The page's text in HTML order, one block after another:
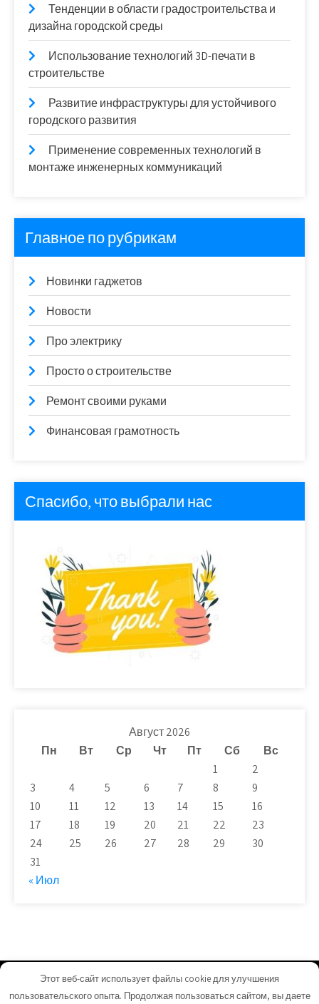
Тенденции в области градостроительства и
дизайна городской среды
Использование технологий 3D-печати в
строительстве
Развитие инфраструктуры для устойчивого
городского развития
Применение современных технологий в
монтаже инженерных коммуникаций
Главное по рубрикам
Новинки гаджетов
Новости
Про электрику
Просто о строительстве
Ремонт своими руками
Финансовая грамотность
Спасибо, что выбрали нас
Август 2026
Пн
Вт Ср Чт Пт Сб
Вс
1
2
3
4 5 6 7 8
9
10
11 12 13 14 15
16
17
18 19 20 21 22
23
24
25 26 27 28 29
30
31
« Июл
remontnk.ru - Работает на WordPress
Этот веб-сайт использует файлы cookie для улучшения
пользовательского опыта. Продолжая пользоваться сайтом, вы даете